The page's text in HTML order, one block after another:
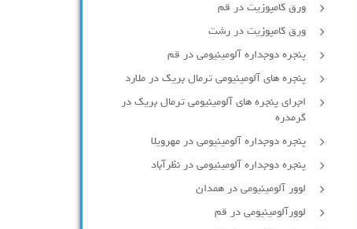
ورق کامپوزیت در قم
ورق کامپوزیت در رشت
پنجره دوجداره آلومينيومی در قم
پنجره های آلومینیومی ترمال بریک در ملارد
اجرای پنجره های آلومینیومی ترمال بریک در
گرمدره
پنجره دوجداره آلومینیومی در مهرویلا
پنجره دوجداره آلومینیومی در نظرآباد
لوور آلومینیومی در همدان
لوورآلومینیومی در قم